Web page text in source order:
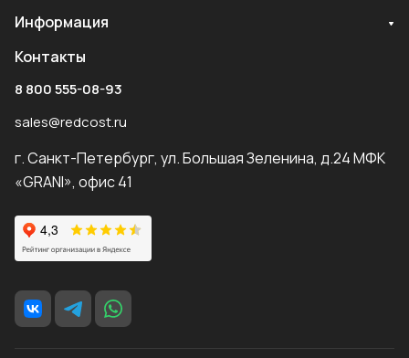
Информация
Контакты
8 800 555-08-93
sales@redcost.ru
г. Санкт-Петербург, ул. Большая Зеленина, д.24 МФК
«GRANI», офис 41